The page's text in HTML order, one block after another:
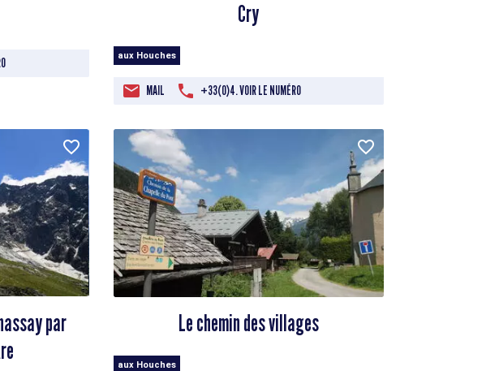
Cry
aux Houches
MAIL +33(0)4. VOIR LE NUMÉRO
par
Le chemin des villages
aux Houches